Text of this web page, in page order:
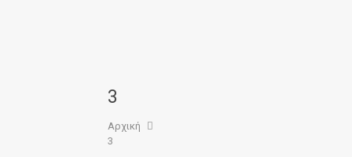
3
Αρχική
3